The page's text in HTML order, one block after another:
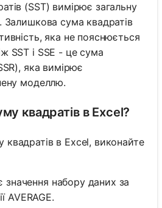
(SST) вимірює загальну
Залишкова сума квадратів
яка не пояснюється
SST і SSE - це сума
яка вимірює
моделлю.
квадратів в Excel?
в Excel, виконайте
значення набору даних за
AVERAGE.